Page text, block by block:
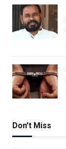
Don't Miss